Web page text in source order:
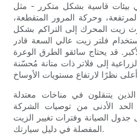
بيئات قاسية بشكل متكرر - مثل
وحركة المرور المتقطعة،
زيت المحرك إلى التراكم بشكل
فلتر زيت عالي السعة قادر
قد يحتاج سائقو الطرق الوعرة
إلى فلاتر ذات متانة مُحسّنة
يتنقلون في مناخات معتدلة
الأدنى من توصيات الشركة
جدول الصيانة وفترات تغيير الزيت
المفصلة في دليل سيارتك.